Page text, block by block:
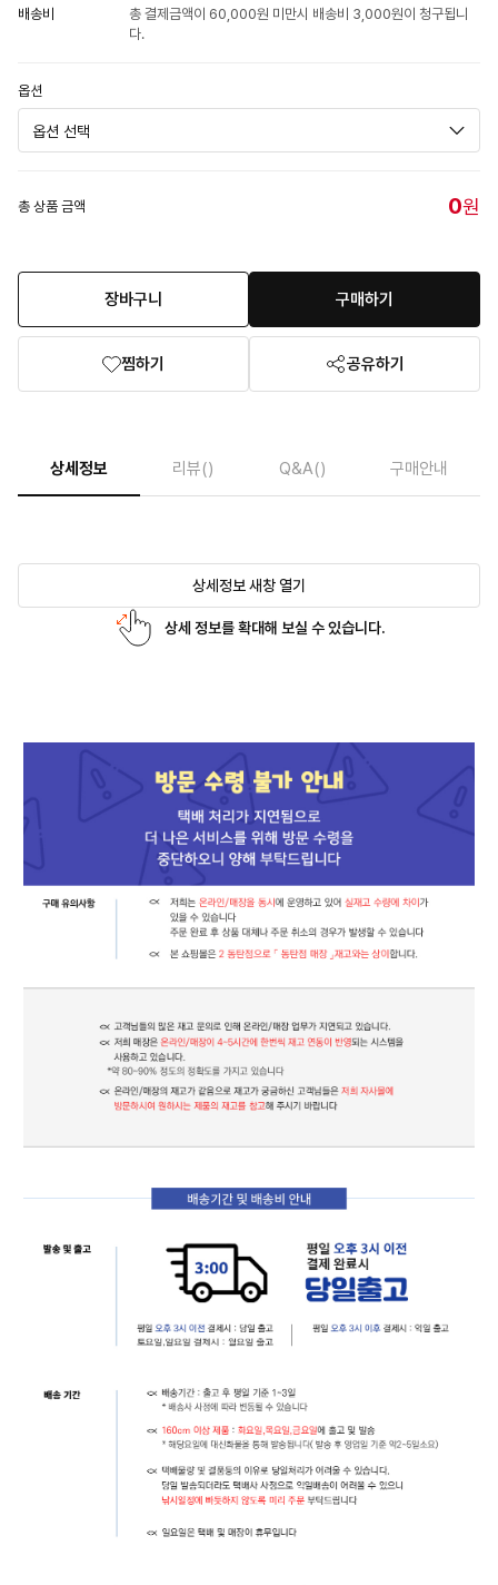
배송비
총 결제금액이 60,000원 미만시 배송비 3,000원이 청구됩니
다.
옵션
총 상품 금액 0원
장바구니 구매하기
찜하기 공유하기
상세정보 리뷰() Q&A() 구매안내
상세정보 새창 열기
상세 정보를 확대해 보실 수 있습니다.